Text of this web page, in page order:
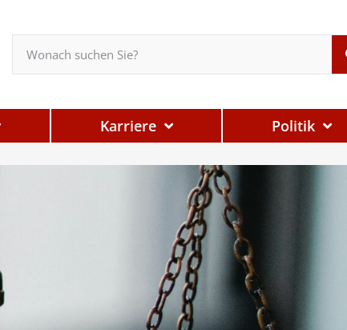
Karriere Politik